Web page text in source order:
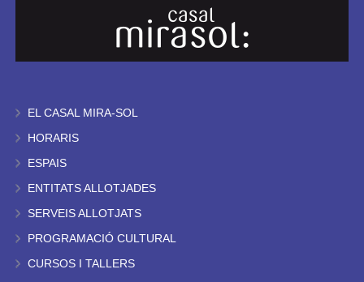
EL CASAL MIRA-SOL
HORARIS
ESPAIS
ENTITATS ALLOTJADES
SERVEIS ALLOTJATS
PROGRAMACIÓ CULTURAL
CURSOS I TALLERS